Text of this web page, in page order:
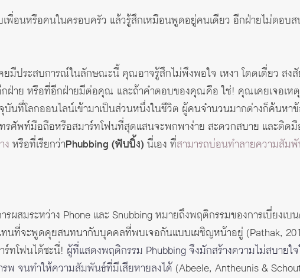
พื่อนหรือคนในครอบครัว แล้วรู้สึกเหมือนพูดอยู่คนเดียว อีกฝ่ายไม่ตอบส
มีประสบการณ์ในลักษณะนี้ คุณอาจรู้สึกไม่พึงพอใจ เหงา โดดเดี่ยว ส
าย หรือที่อีกฝ่ายมีต่อคุณ และถ้าคำตอบของคุณคือ ใช่! คุณเคยเจอเ
บันที่โลกออนไลน์เข้ามาเป็นส่วนหนึ่งในชีวิต ผู้คนจำนวนมากต่างก็ค้นหา
รศัพท์มือถือหรือสมาร์ทโฟนที่สุดแสนจะพกพาง่าย สะดวกสบาย และติด
ง หรือที่เรียกว่าPhubbing (ฟับบิ้ง) นี่เอง ที่สามารถบ่อนทำลายความสั
ผสมระหว่าง Phone และ Snubbing หมายถึงพฤติกรรมของการเบี่ยงเ
นที่จะพูดคุยสนทนากับบุคคลที่พบเจอกันแบบเผชิญหน้าอยู่ (Pathak,
ทโฟนได้ซะนี่! ผู้ที่แสดงพฤติกรรม Phubbing จึงมักสร้างความไม่สบายใ
รพ จนทำให้ความสัมพันธ์ที่มีเสียหายลงได้ (Abeele, Antheunis &